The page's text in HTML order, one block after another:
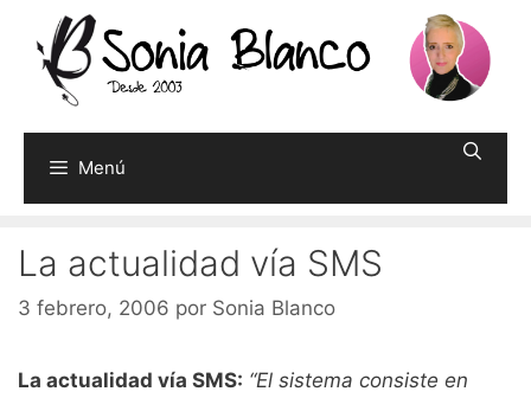
contenido
Menú
La actualidad vía SMS
3 febrero, 2006 por Sonia Blanco
La actualidad vía SMS: “El sistema consiste en